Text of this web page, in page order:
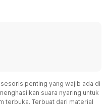
penting yang wajib ada di
suara nyaring untuk
terbuka. Terbuat dari material